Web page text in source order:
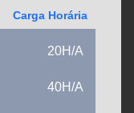
Carga Horária
20H/A
40H/A